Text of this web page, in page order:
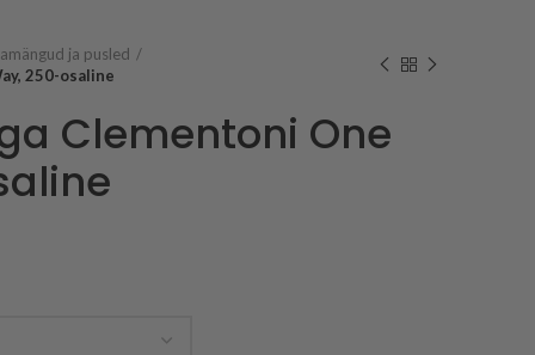
ja pusled
250-osaline
Clementoni One